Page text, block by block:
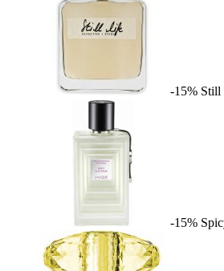
-15% Still
-15%